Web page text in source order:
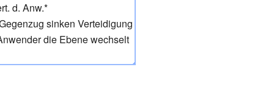
d. Anw.*
sinken Verteidigung
die Ebene wechselt